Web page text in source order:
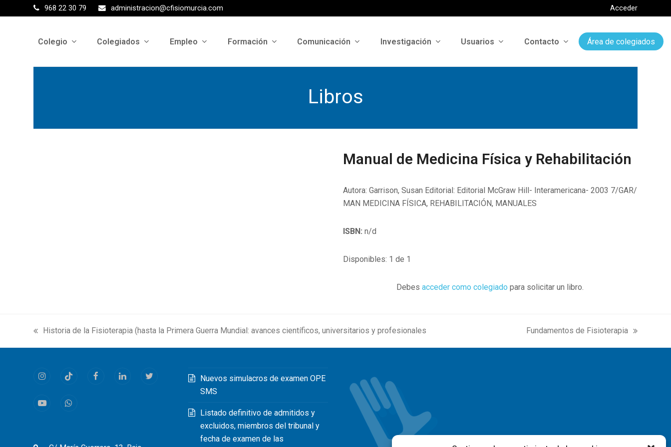
968 22 30 79 administracion@cfisiomurcia.com Acceder
Colegio Colegiados Empleo Formación Comunicación Investigación Usuarios Contacto Área de colegiados
Libros
Manual de Medicina Física y Rehabilitación
Autora: Garrison, Susan Editorial: Editorial McGraw Hill- Interamericana- 2003 7/GAR/
MAN MEDICINA FÍSICA, REHABILITACIÓN, MANUALES
ISBN: n/d
Disponibles: 1 de 1
Debesacceder como colegiado para solicitar un libro.
previous
post:
Historia de la Fisioterapia (hasta la Primera Guerra Mundial: avances científicos, universitarios y profesionales
next
post:
Fundamentos de Fisioterapia
InstagramTiktok FacebookLinkedInTwitter
YoutubeWhatsapp
Nuevos simulacros de examen OPE
SMS
Listado definitivo de admitidos y
excluidos, miembros del tribunal y
fecha de examen de las